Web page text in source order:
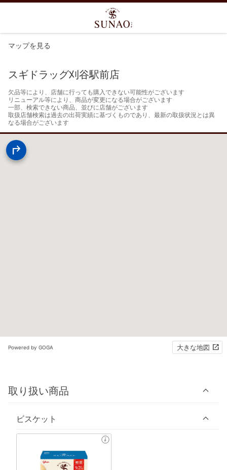
マップを見る
スギドラッグ刈谷駅前店
欠品等により、店舗に行っても購入できない可能性がございます
リニューアル等により、商品が変更になる場合がございます
一部、検索できない商品、並びに店舗がございます
取扱店舗検索は過去の出荷実績に基づくものであり、最新の取扱状況とは異
なる場合がございます
Powered by GOGA 大きな地図
取り扱い商品
ビスケット